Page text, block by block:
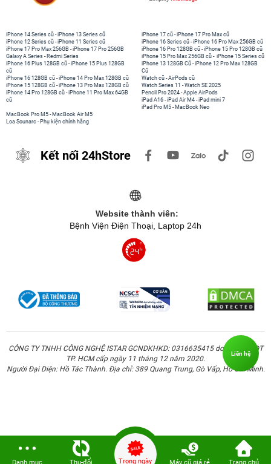
iPhone 14 Series cũ -iPhone 13 Series cũ
iPhone 12 Series cũ -iPhone 11 Series cũ
iPhone 17 Pro Max 256GB -iPhone 17 Pro 256GB
Galaxy A Series - Redmi Series
iPhone 17 cũ -iPhone 17 Pro Max cũ
iPhone 16 Series cũ - iPhone 16 Pro Max 256GB cũ
iPhone 16 Pro 128GB cũ -iPhone 15 Pro 128GB cũ
iPhone 15 Pro Max 256GB cũ - iPhone 15 Series cũ
iPhone 16 Plus 128GB cũ -iPhone 15 Plus 128GB
cũ
iPhone 16 128GB cũ -iPhone 14 Pro Max 128GB cũ
iPhone 15 128GB cũ -iPhone 13 Pro Max 128GB cũ
iPhone 14 Pro 128GB cũ -iPhone 11 Pro Max 64GB
cũ
iPhone 13 128GB Cũ -iPhone 12 Pro Max 128GB
Cũ
Watch cũ -AirPods cũ
Watch Series 11 -Watch SE 2025
Pencil Pro 2024 -Apple AirPods
iPad A16 -iPad Air M4 -iPad mini 7
iPad Pro M5 - MacBook Neo
MacBook Pro M5 - MacBook Air M5
Loa Sounarc - Phụ kiện chính hãng
Kết nối 24hStore
Website thành viên:
Bệnh Viện Điện Thoại, Laptop 24h
CÔNG TY TNHH CÔNG NGHỆ ISTAR GCNDKHKD: 0316635415 do Sở KH & ĐT
TP. HCM cấp ngày 11 tháng 12 năm 2020.
Người Đại Diện: Hồ Tác Thành. Địa chỉ: 389 Quang Trung, Gò Vấp, Hồ Chí Minh.
Trong ngày
Liên hệ